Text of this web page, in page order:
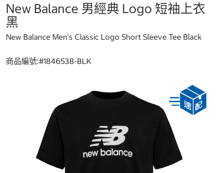
New Balance 男經典 Logo 短袖上衣
黑
New Balance Men's Classic Logo Short Sleeve Tee Black
商品編號:#1846538-BLK